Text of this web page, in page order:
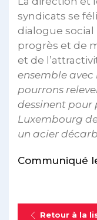
syndicats se
dialogue
progrès et de
et de
ensemble avec
pourrons
dessinent
Luxembourg
un acier
Communiqué
Retour à la